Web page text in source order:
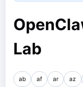
Lab
ab af ar az